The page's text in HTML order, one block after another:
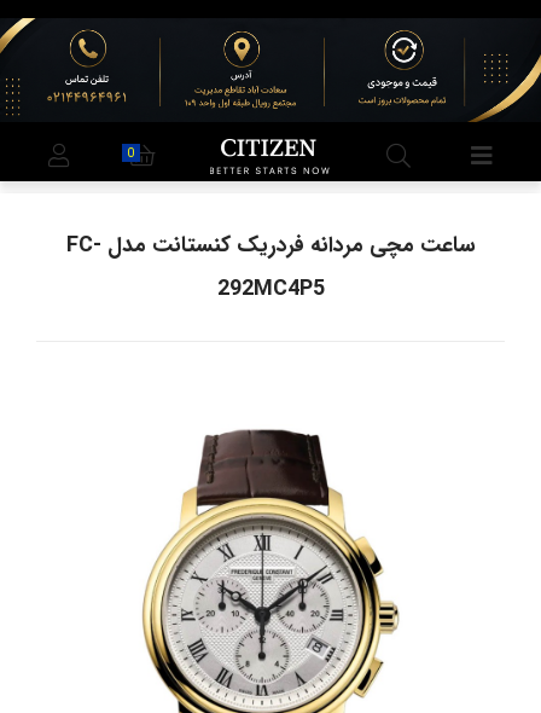
ساعت مچی مردانه فردریک کنستانت مدل FC-
292MC4P5
0